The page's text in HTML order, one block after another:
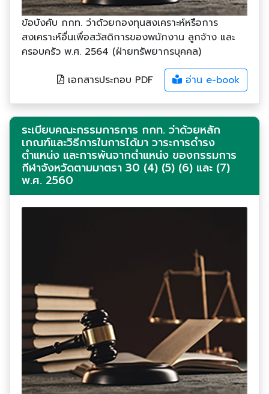
ข้อบังคับ กกท. ว่าด้วยกองทุนสงเคราะห์หรือการ
สงเคราะห์อื่นเพื่อสวัสดิการของพนักงาน ลูกจ้าง และ
ครอบครัว พ.ศ. 2564 (ฝ่ายทรัพยากรบุคคล)
เอกสารประกอบ PDF
อ่าน e-book
ระเบียบคณะกรรมการการ กกท. ว่าด้วยหลัก
เกณฑ์และวิธีการในการได้มา วาระการดำรง
ตำแหน่ง และการพ้นจากตำแหน่ง ของกรรมการ
กีฬาจังหวัดตามมาตรา 30 (4) (5) (6) และ (7)
พ.ศ. 2560